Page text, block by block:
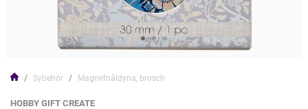
Sybehör Magnetnåldyna, brosch
HOBBY GIFT CREATE